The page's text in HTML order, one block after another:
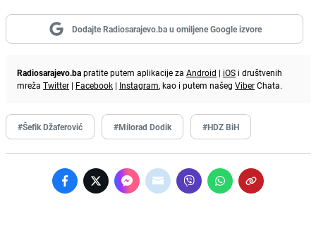
Dodajte Radiosarajevo.ba u omiljene Google izvore
Radiosarajevo.bapratite putem aplikacije za Android | iOS i društvenih
mreža Twitter | Facebook | Instagram, kao i putem našeg ViberChata.
#Šefik Džaferović #Milorad Dodik #HDZ BiH